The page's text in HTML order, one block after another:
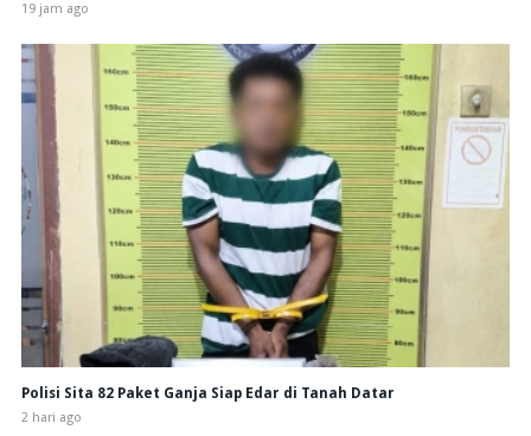
19 jam ago
Polisi Sita 82 Paket Ganja Siap Edar di Tanah Datar
2 hari ago